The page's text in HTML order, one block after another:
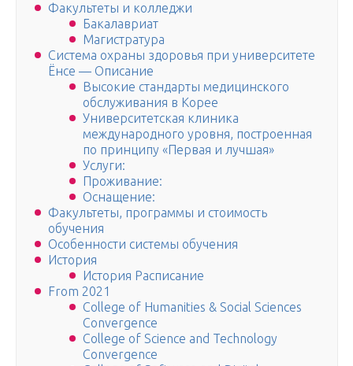
Факультеты и колледжи
Бакалавриат
Магистратура
Система охраны здоровья при университете
Ёнсе — Описание
Высокие стандарты медицинского
обслуживания в Корее
Университетская клиника
международного уровня, построенная
по принципу «Первая и лучшая»
Услуги:
Проживание:
Оснащение:
Факультеты, программы и стоимость
обучения
Особенности системы обучения
История
История Расписание
From 2021
College of Humanities & Social Sciences
Convergence
College of Science and Technology
Convergence